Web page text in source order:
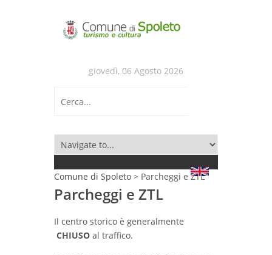
giovedì, 06 Agosto 2026
Comune di Spoleto > Parcheggi e ZTL
Parcheggi e ZTL
Il centro storico è generalmente
CHIUSO al traffico.